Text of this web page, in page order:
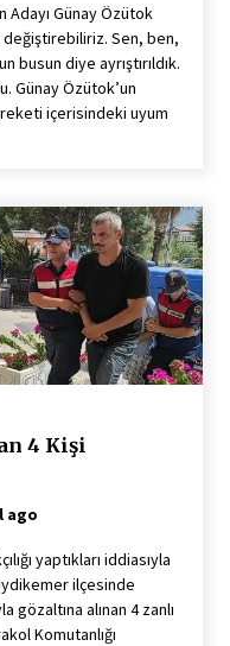
Adayı Günay Özütok
Sen, ben,
busun diye ayrıştırıldık.
Günay Özütok’un
içerisindeki uyum
4 Kişi
ago
yaptıkları iddiasıyla
ilçesinde
gözaltına alınan 4 zanlı
Komutanlığı